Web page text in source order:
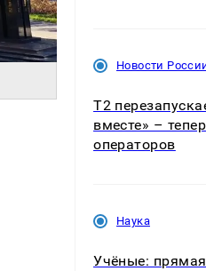
Новости
Т2
вместе» –
операторов
Наука
Учёные: